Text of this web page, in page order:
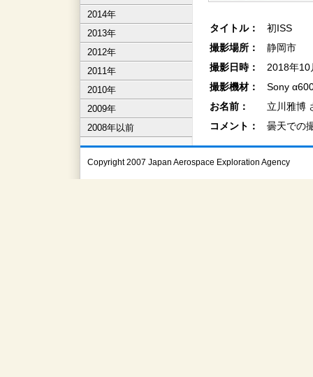
2014年
2013年
2012年
2011年
2010年
2009年
2008年以前
タイトル：
初ISS
撮影場所：
静岡市
撮影日時：
2018年
撮影機材：
Sony
お名前：
立川雅博
コメント：
曇天での
Copyright 2007 Japan Aerospace Exploration Agency